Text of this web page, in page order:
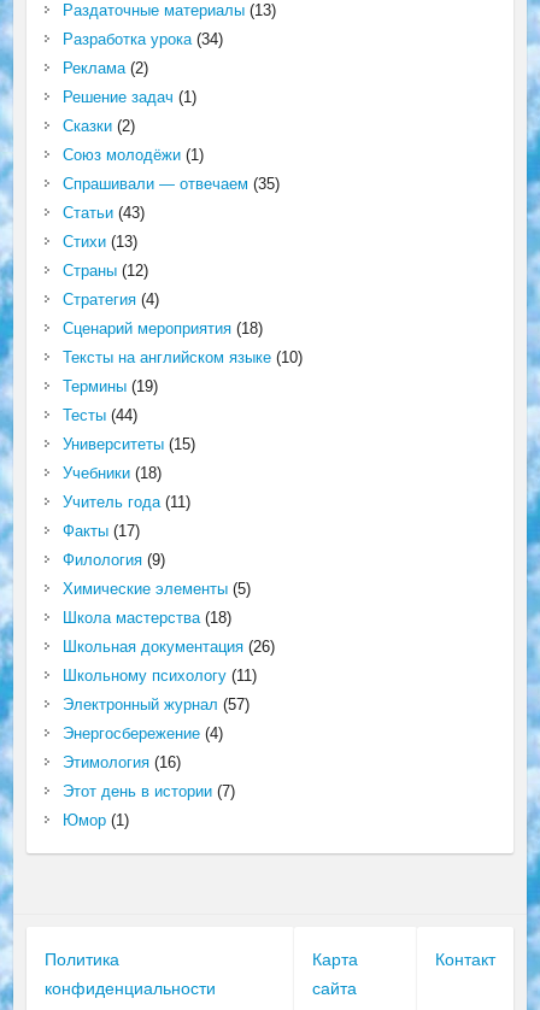
Раздаточные материалы(13)
Разработка урока(34)
Реклама(2)
Решение задач (1)
Сказки(2)
Союз молодёжи(1)
Спрашивали — отвечаем (35)
Статьи(43)
Стихи(13)
Страны(12)
Стратегия(4)
Сценарий мероприятия(18)
Тексты на английском языке(10)
Термины(19)
Тесты(44)
Университеты(15)
Учебники(18)
Учитель года(11)
Факты(17)
Филология(9)
Химические элементы(5)
Школа мастерства(18)
Школьная документация(26)
Школьному психологу(11)
Электронный журнал (57)
Энергосбережение(4)
Этимология(16)
Этот день в истории(7)
Юмор(1)
Политика
конфиденциальности
Карта
сайта
Контакт